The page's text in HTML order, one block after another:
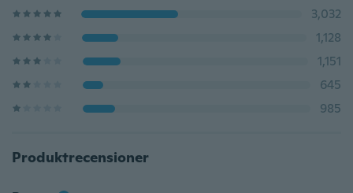
3,032
1,128
1,151
645
985
Produktrecensioner